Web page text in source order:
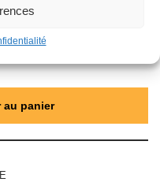
programmateurs
au panier